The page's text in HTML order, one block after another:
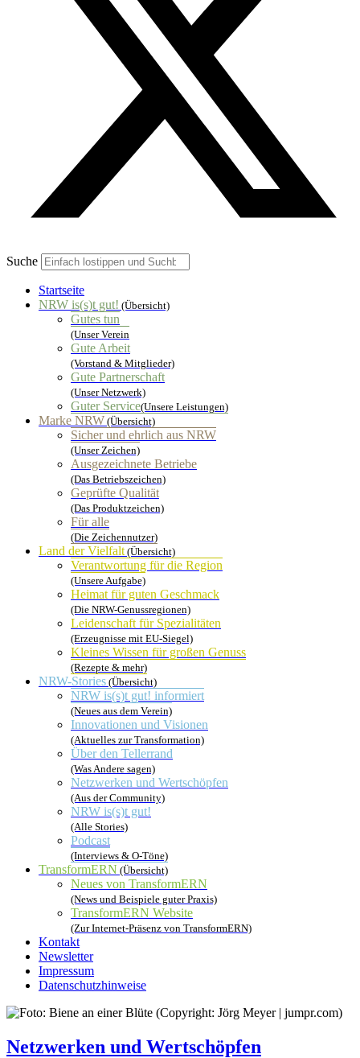
Suche
Startseite
NRW is(s)t gut! (Übersicht)
Gutes tun
(Unser Verein
Gute Arbeit
(Vorstand & Mitglieder)
Gute Partnerschaft
(Unser Netzwerk)
Guter Service(Unsere Leistungen)
Marke NRW (Übersicht)
Sicher und ehrlich aus NRW
(Unser Zeichen)
Ausgezeichnete Betriebe
(Das Betriebszeichen)
Geprüfte Qualität
(Das Produktzeichen)
Für alle
(Die Zeichennutzer)
Land der Vielfalt(Übersicht)
Verantwortung für die Region
(Unsere Aufgabe)
Heimat für guten Geschmack
(Die NRW-Genussregionen)
Leidenschaft für Spezialitäten
(Erzeugnisse mit EU-Siegel)
Kleines Wissen für großen Genuss
(Rezepte & mehr)
NRW-Stories (Übersicht)
NRW is(s)t gut! informiert
(Neues aus dem Verein)
Innovationen und Visionen
(Aktuelles zur Transformation)
Über den Tellerrand
(Was Andere sagen)
Netzwerken und Wertschöpfen
(Aus der Community)
NRW is(s)t gut!
(Alle Stories)
Podcast
(Interviews & O-Töne)
TransformERN (Übersicht)
Neues von TransformERN
(News und Beispiele guter Praxis)
TransformERN Website
(Zur Internet-Präsenz von TransformERN)
Kontakt
Newsletter
Impressum
Datenschutzhinweise
Netzwerken und Wertschöpfen